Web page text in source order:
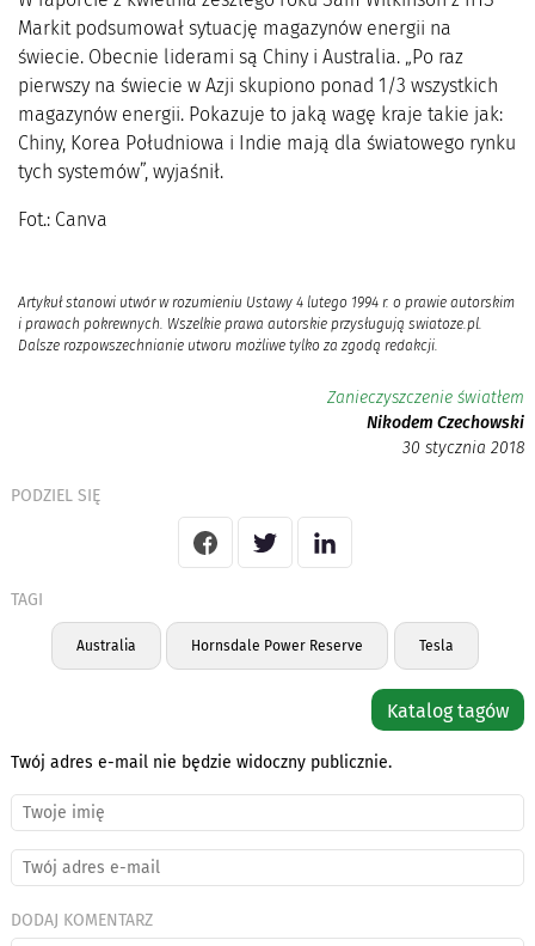
Markit podsumował sytuację magazynów energii na
świecie. Obecnie liderami są Chiny i Australia. „Po raz
pierwszy na świecie w Azji skupiono ponad 1/3 wszystkich
magazynów energii. Pokazuje to jaką wagę kraje takie jak:
Chiny, Korea Południowa i Indie mają dla światowego rynku
tych systemów”, wyjaśnił.
Fot.: Canva
Artykuł stanowi utwór w rozumieniu Ustawy 4 lutego 1994 r. o prawie autorskim
i prawach pokrewnych. Wszelkie prawa autorskie przysługują swiatoze.pl.
Dalsze rozpowszechnianie utworu możliwe tylko za zgodą redakcji.
Zanieczyszczenie światłem
Nikodem Czechowski
30 stycznia 2018
PODZIEL SIĘ
TAGI
Australia Hornsdale Power Reserve Tesla
Katalog tagów
Twój adres e-mail nie będzie widoczny publicznie.
DODAJ KOMENTARZ